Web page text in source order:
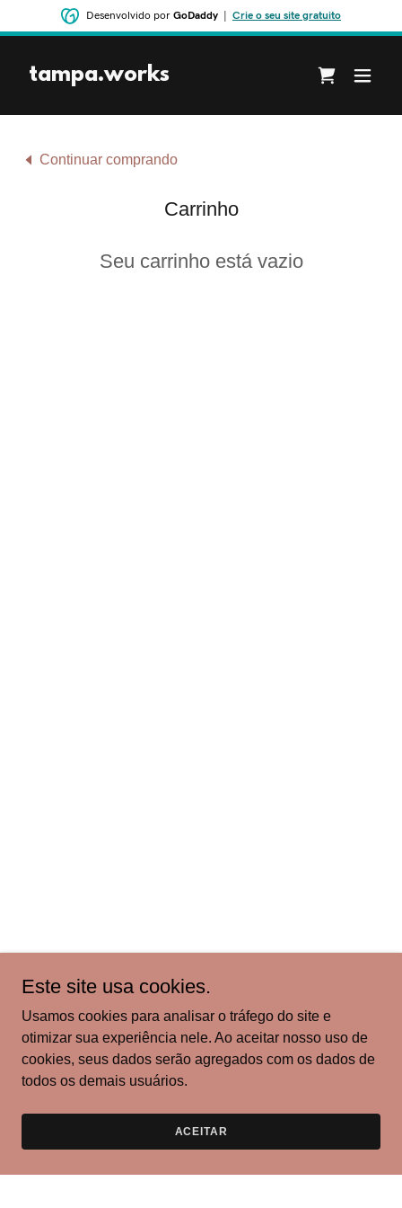
Desenvolvido por GoDaddy Crie o seu site gratuito
tampa.works
Continuar comprando
Carrinho
Seu carrinho está vazio
Este site usa cookies.
Usamos cookies para analisar o tráfego do site e
otimizar sua experiência nele. Ao aceitar nosso uso de
cookies, seus dados serão agregados com os dados de
todos os demais usuários.
ACEITAR